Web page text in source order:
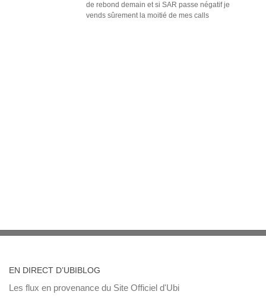
de rebond demain et si SAR passe négatif je
vends sûrement la moitié de mes calls
EN DIRECT D’UBIBLOG
Les flux en provenance du Site Officiel d'Ubi